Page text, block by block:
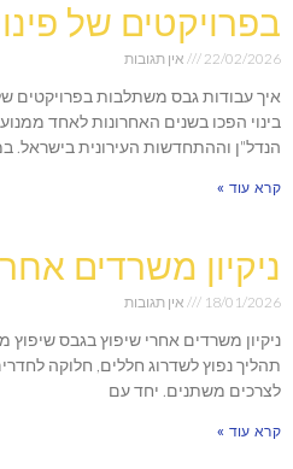
בפרויקטים של
22/02/2026 אין תגובות
איך עבודות גבס משתלבות בפרויקטים של
בינוי הפכו בשנים האחרונות לאחד
הנדל"ן וההתחדשות העירונית בישראל.
קרא עוד »
ניקיון משרדים
18/01/2026 אין תגובות
ניקיון משרדים אחרי שיפוץ בגבס
תהליך נפוץ לשדרוג חללים, חלוקה
לצרכים משתנים. יחד עם
קרא עוד »